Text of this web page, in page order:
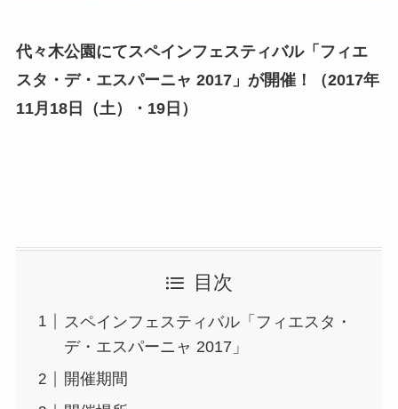
代々木公園にてスペインフェスティバル「フィエ
スタ・デ・エスパーニャ 2017」が開催！（2017年
11月18日（土）・19日）
目次
スペインフェスティバル「フィエスタ・
デ・エスパーニャ 2017」
開催期間